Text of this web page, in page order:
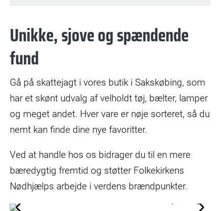
Unikke, sjove og spændende
fund
Gå på skattejagt i vores butik i Sakskøbing, som
har et skønt udvalg af velholdt tøj, bælter, lamper
og meget andet. Hver vare er nøje sorteret, så du
nemt kan finde dine nye favoritter.
Ved at handle hos os bidrager du til en mere
bæredygtig fremtid og støtter Folkekirkens
Nødhjælps arbejde i verdens brændpunkter.